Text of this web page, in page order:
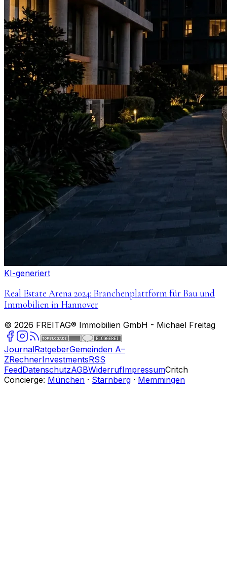
KI-generiert
Real Estate Arena 2024: Branchenplattform für Bau und
Immobilien in Hannover
© 2026 FREITAG® Immobilien GmbH - Michael Freitag
JournalRatgeberGemeinden A–
ZRechnerInvestmentsRSS
FeedDatenschutzAGBWiderrufImpressumCritch
Concierge: München · Starnberg · Memmingen